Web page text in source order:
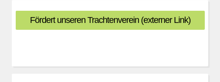
Fördert unseren Trachtenverein (externer Link)